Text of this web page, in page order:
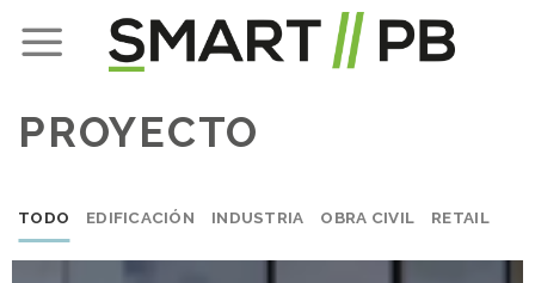
PROYECTO
TODO EDIFICACIÓN INDUSTRIA OBRA CIVIL RETAIL